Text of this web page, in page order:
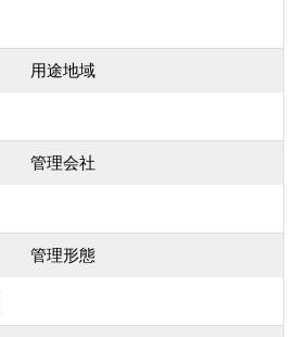
用途地域
管理会社
管理形態